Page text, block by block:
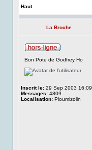
Haut
La Broche
Bon Pote de Godfrey Ho
Inscrit le: 29 Sep 2003 16:09
Messages: 4809
Localisation: Ploumizolin